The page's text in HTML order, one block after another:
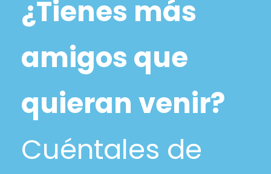
¿Tienes más
amigos que
quieran venir?
Cuéntales de